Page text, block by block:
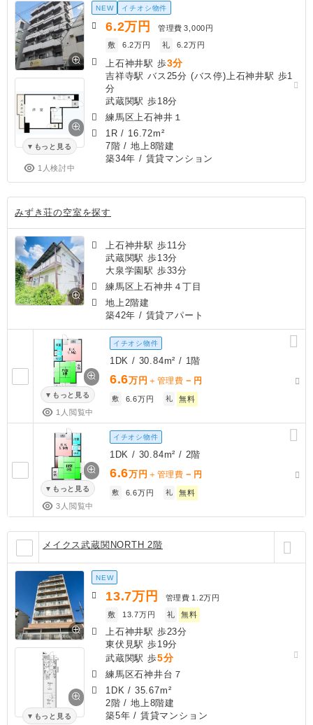
もっと見る
1人検討中
NEW イチオシ物件
6.2万円 管理費 3,000円
敷
6.2万円 礼 6.2万円
上石神井駅 歩3分
吉祥寺駅 バス25分 (バス停)上石神井駅 歩1
分
武蔵関駅 歩18分
練馬区上石神井１
1R / 16.72m²
7階 / 地上8階建
築34年 / 賃貸マンション
みずき荘の空室を探す
上石神井駅 歩11分
武蔵関駅 歩13分
大泉学園駅 歩33分
練馬区上石神井４丁目
地上2階建
築42年 / 賃貸アパート
もっと見る
1人閲覧中
イチオシ物件
1DK / 30.84m² / 1階
6.6万円 ＋管理費 － 円
敷 6.6万円 礼 無料
もっと見る
3人閲覧中
イチオシ物件
1DK / 30.84m² / 2階
6.6万円 ＋管理費 － 円
敷 6.6万円 礼 無料
メイクス武蔵関NORTH 2階
もっと見る
NEW
13.7万円 管理費 1.2万円
敷
13.7万円 礼 無料
上石神井駅 歩23分
東伏見駅 歩19分
武蔵関駅 歩5分
練馬区石神井台７
1DK / 35.67m²
2階 / 地上8階建
築5年 / 賃貸マンション